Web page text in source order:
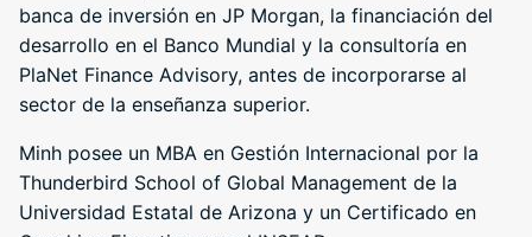
banca de inversión en JP Morgan, la financiación del
desarrollo en el Banco Mundial y la consultoría en
PlaNet Finance Advisory, antes de incorporarse al
sector de la enseñanza superior.
Minh posee un MBA en Gestión Internacional por la
Thunderbird School of Global Management de la
Universidad Estatal de Arizona y un Certificado en